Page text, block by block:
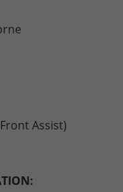
Assist)